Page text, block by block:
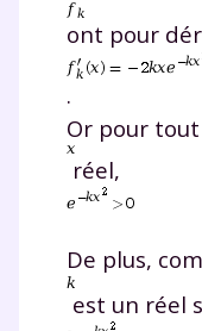
ont pour
.
Or pour tout
réel,
De plus,
est un réel